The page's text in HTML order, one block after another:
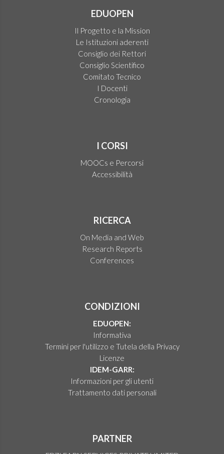
EDUOPEN
Il Progetto e la Mission
Le Istituzioni aderenti
Consiglio dei Rettori
Consiglio Scientifico
Comitato Tecnico
I Docenti
Cronologia
I CORSI
MOOCs e Percorsi
Accessibilità
RICERCA
On Media and Web
Research Reports
Conferences
CONDIZIONI
EDUOPEN:
Informativa
Termini per l'utilizzo e Tutela della Privacy
Licenze
IDEM-GARR:
Informazioni per gli utenti
Trattamento dati personali
PARTNER